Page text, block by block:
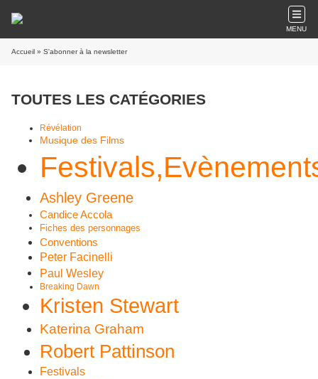
MENU
Accueil » S'abonner à la newsletter
TOUTES LES CATÉGORIES
Révélation
Musique des Films
Ashley Greene
Candice Accola
Fiches des personnages
Conventions
Peter Facinelli
Paul Wesley
Breaking Dawn
Kristen Stewart
Katerina Graham
Robert Pattinson
Festivals